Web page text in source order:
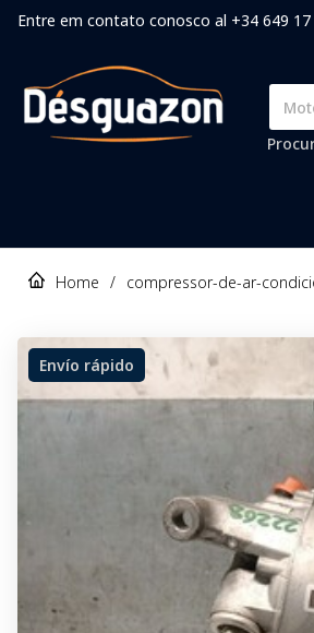
Entre em contato conosco al +34 649 17
Home / compressor-de-ar-
Envío rápido